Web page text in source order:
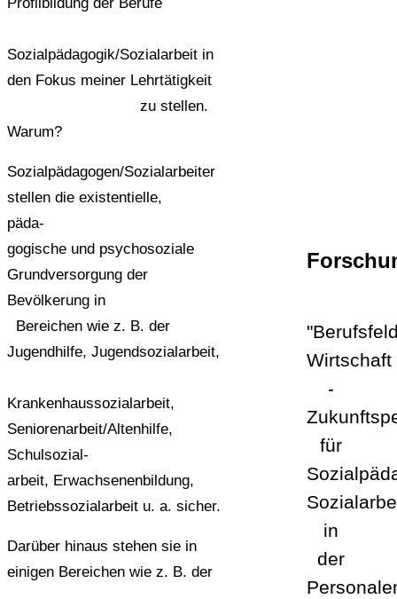
Sozialpädagogik/Sozialarbeit in
den Fokus meiner Lehrtätigkeit
zu stellen.
Warum?
Sozialpädagogen/Sozialarbeiter
stellen die existentielle,
päda-
gogische und psychosoziale
Grundversorgung der
Bevölkerung in
Bereichen wie z. B. der
Jugendhilfe, Jugendsozialarbeit,
Krankenhaussozialarbeit,
Seniorenarbeit/Altenhilfe,
Schulsozial-
arbeit, Erwachsenenbildung,
Betriebssozialarbeit u. a. sicher.
Darüber hinaus stehen sie in
einigen Bereichen wie z. B. der
Wirtschaft
-
für
in
der